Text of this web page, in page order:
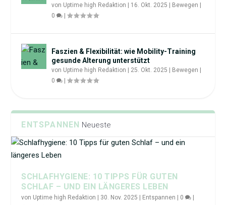
von Uptime high Redaktion 16. Okt. 2025 Bewegen
0
|
Faszien & Flexibilität: wie Mobility-Training
gesunde Alterung unterstützt
von Uptime high Redaktion 25. Okt. 2025 Bewegen
0
|
ENTSPANNEN Neueste
SCHLAFHYGIENE: 10 TIPPS FÜR GUTEN
SCHLAF – UND EIN LÄNGERES LEBEN
von Uptime high Redaktion 30. Nov. 2025 Entspannen 0